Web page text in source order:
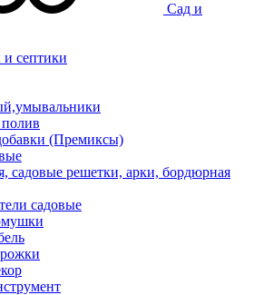
Сад и
и септики
(Премиксы)
садовые решетки, арки, бордюрная
садовые